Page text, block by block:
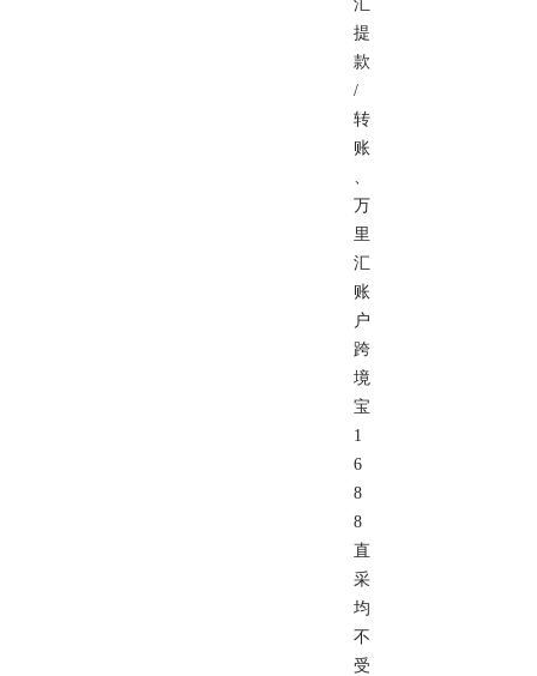
汇
提
款
/
转
账
万
里
汇
账
户
跨
境
宝
1
6
8
8
直
采
均
不
受